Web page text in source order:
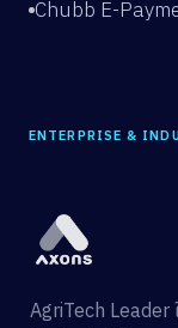
Chubb E-
ENTERPRISE &
AgriTech Leader